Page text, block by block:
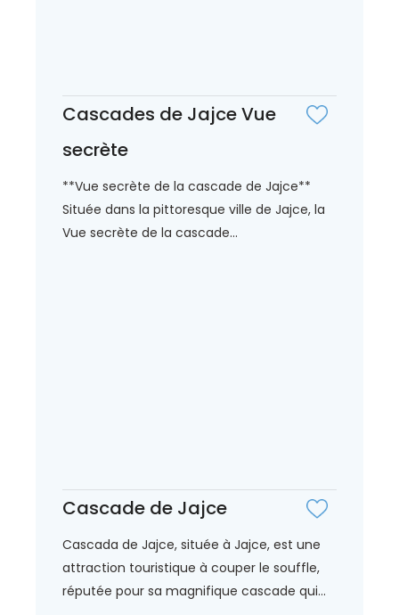
Cascades de Jajce Vue
secrète
**Vue secrète de la cascade de Jajce**
Située dans la pittoresque ville de Jajce, la
Vue secrète de la cascade...
Cascade de Jajce
Cascada de Jajce, située à Jajce, est une
attraction touristique à couper le souffle,
réputée pour sa magnifique cascade qui...